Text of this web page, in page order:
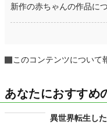
新作の赤ちゃんの作品に
このコンテンツについて
あなたにおすすめ
異世界転生し